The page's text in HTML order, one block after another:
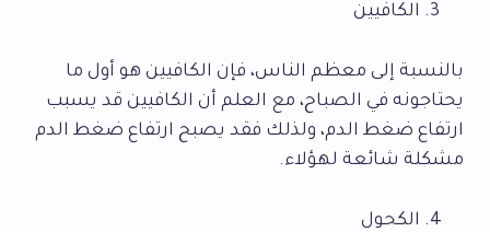
الكافيين
بالنسبة إلى معظم الناس، فإن الكافيين هو أول ما
يحتاجونه في الصباح، مع العلم أن الكافيين قد يسبب
ارتفاع ضغط الدم، ولذلك فقد يصبح ارتفاع ضغط الدم
مشكلة شائعة لهؤلاء.
الكحول